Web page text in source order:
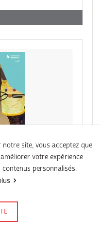
le
site, vous acceptez que
votre expérience
personnalisés.